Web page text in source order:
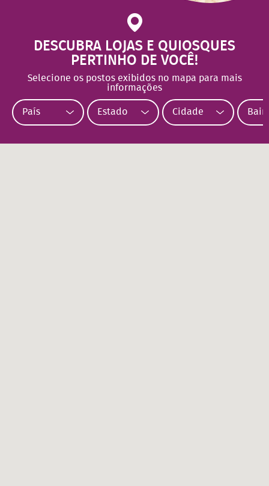
DESCUBRA LOJAS E QUIOSQUES
PERTINHO DE VOCÊ!
Selecione os postos exibidos no mapa para mais
informações